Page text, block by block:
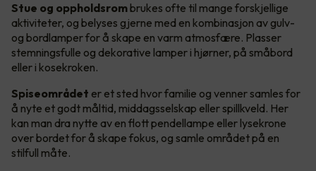
Stue og oppholdsrombrukes ofte til mange forskjellige
aktiviteter, og belyses gjerne med en kombinasjon av gulv-
og bordlamper for å skape en varm atmosfære. Plasser
stemningsfulle og dekorative lamper i hjørner, på småbord
eller i kosekroken.
Spiseområdet er et sted hvor familie og venner samles for
å nyte et godt måltid, middagsselskap eller spillkveld. Her
kan man dra nytte av en flott pendellampe eller lysekrone
over bordet for å skape fokus, og samle området på en
stilfull måte.